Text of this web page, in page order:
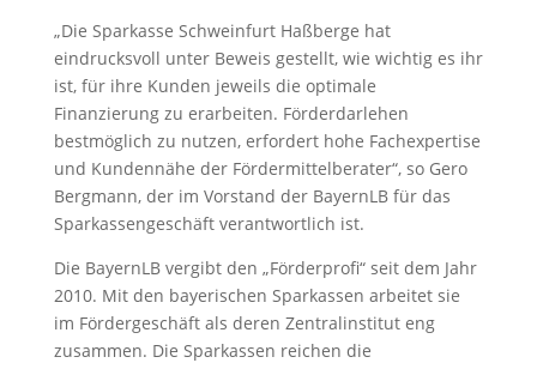
„Die Sparkasse Schweinfurt Haßberge hat
eindrucksvoll unter Beweis gestellt, wie wichtig es ihr
ist, für ihre Kunden jeweils die optimale
Finanzierung zu erarbeiten. Förderdarlehen
bestmöglich zu nutzen, erfordert hohe Fachexpertise
und Kundennähe der Fördermittelberater“, so Gero
Bergmann, der im Vorstand der BayernLB für das
Sparkassengeschäft verantwortlich ist.
Die BayernLB vergibt den „Förderprofi“ seit dem Jahr
2010. Mit den bayerischen Sparkassen arbeitet sie
im Fördergeschäft als deren Zentralinstitut eng
zusammen. Die Sparkassen reichen die